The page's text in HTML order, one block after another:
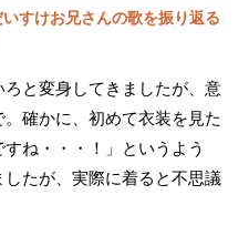
すけお兄さんの歌を振り返る
と変身してきましたが、意
確かに、初めて衣装を見た
ね・・・！」というよう
たが、実際に着ると不思議